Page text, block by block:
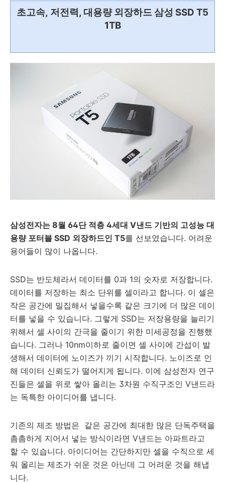
초고속, 저전력, 대용량 외장하드 삼성 SSD T5
1TB
삼성전자는 8월 64단 적층 4세대 V낸드 기반의 고성능 대
용량 포터블 SSD 외장하드인 T5를 선보였습니다. 어려운
용어들이 많이 나옵니다.
SSD는 반도체라서 데이터를 0과 1의 숫자로 저장합니다.
데이터를 저장하는 최소 단위를 셀이라고 합니다. 이 셀은
작은 공간에 밀집해서 넣을수록 같은 크기에 더 많은 데이
터를 넣을 수 있습니다. 그렇게 SSD는 저장용량을 늘리기
위해서 셀 사이의 간극을 줄이기 위한 미세공정을 진행했
습니다. 그러나 10nm이하로 줄이면 셀 사이에 간섭이 발
생해서 데이터에 노이즈가 끼기 시작합니다. 노이즈로 인
해 데이터 신뢰도가 떨어지게 됩니다. 이에 삼성전자 연구
진들은 셀을 위로 쌓아 올리는 3차원 수직구조인 V낸드라
는 독특한 아이디어를 냅니다.
기존의 제조 방법은 같은 공간에 최대한 많은 단독주택을
촘촘하게 지어서 넣는 방식이라면 V낸드는 아파트라고
할 수 있습니다. 아이디어는 간단하지만 셀을 수직으로 세
워 올리는 제조가 쉬운 것은 아닌데 그 어려운 것을 해냅
니다.